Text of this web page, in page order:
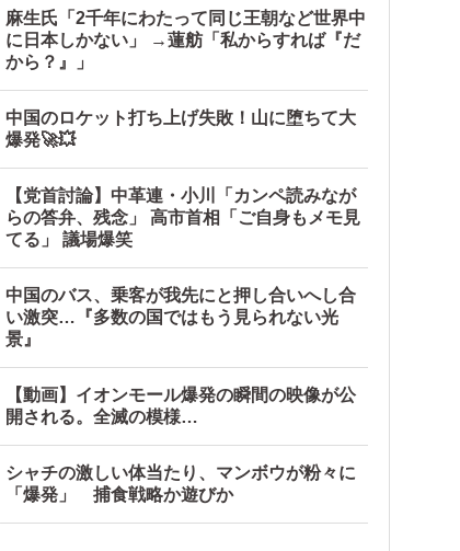
麻生氏「2千年にわたって同じ王朝など世界中
に日本しかない」 →蓮舫「私からすれば『だ
から？』」
中国のロケット打ち上げ失敗！山に堕ちて大
爆発🚀💥
【党首討論】中革連・小川「カンペ読みなが
らの答弁、残念」 高市首相「ご自身もメモ見
てる」 議場爆笑
中国のバス、乗客が我先にと押し合いへし合
い激突…『多数の国ではもう見られない光
景』
【動画】イオンモール爆発の瞬間の映像が公
開される。全滅の模様…
シャチの激しい体当たり、マンボウが粉々に
「爆発」 捕食戦略か遊びか